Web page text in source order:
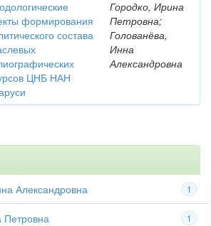
формирования
состава
ЦНБ НАН
Городко, Ирина
Петровна;
Голованёва,
Инна
Александровна
1
Александровна
1
Петровна